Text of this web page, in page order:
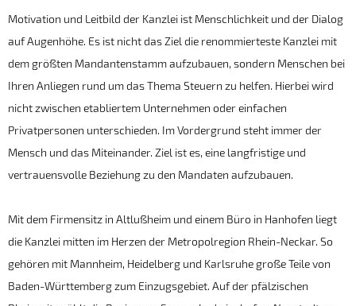
Motivation und Leitbild der Kanzlei ist Menschlichkeit und der Dialog
auf Augenhöhe. Es ist nicht das Ziel die renommierteste Kanzlei mit
dem größten Mandantenstamm aufzubauen, sondern Menschen bei
Ihren Anliegen rund um das Thema Steuern zu helfen. Hierbei wird
nicht zwischen etabliertem Unternehmen oder einfachen
Privatpersonen unterschieden. Im Vordergrund steht immer der
Mensch und das Miteinander. Ziel ist es, eine langfristige und
vertrauensvolle Beziehung zu den Mandaten aufzubauen.
Mit dem Firmensitz in Altlußheim und einem Büro in Hanhofen liegt
die Kanzlei mitten im Herzen der Metropolregion Rhein-Neckar. So
gehören mit Mannheim, Heidelberg und Karlsruhe große Teile von
Baden-Württemberg zum Einzugsgebiet. Auf der pfälzischen